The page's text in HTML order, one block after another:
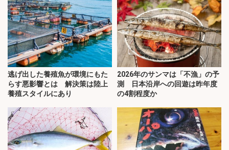
逃げ出した養殖魚が環境にもた
らす悪影響とは 解決策は陸上
養殖スタイルにあり
2026年のサンマは「不漁」の予
測 日本沿岸への回遊は昨年度
の4割程度か